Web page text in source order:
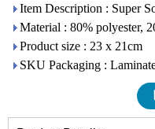
Item Description : Super
Material : 80% polyester,
Product size : 23 x 21cm
SKU Packaging :